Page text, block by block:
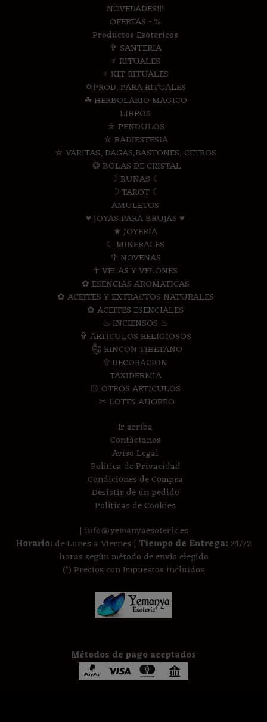
NOVEDADES!!!
OFERTAS - %
Productos Esótericos
✞ SANTERIA
♆ RITUALES
♆ KIT RITUALES
✡PROD. PARA RITUALES
☘ HERBOLARIO MAGICO
LIBROS
⛤ PENDULOS
⛤ RADIESTESIA
⛤ VARITAS, DAGAS,BASTONES, CETROS
❂ BOLAS DE CRISTAL
☽ RUNAS ☾
☽ TAROT ☾
AMULETOS
♥ JOYAS PARA BRUJAS ♥
★ JOYERIA
☾ MINERALES
✞ NOVENAS
☥ VELAS Y VELONES
✿ ESENCIAS AROMATICAS
✿ ACEITES Y EXTRACTOS NATURALES
✿ ACEITES ESENCIALES
♨ INCIENSOS ♨
✞ ARTICULOS RELIGIOSOS
༃ RINCON TIBETANO
۩ DECORACION
TAXIDERMIA
۞ OTROS ARTICULOS
✂ LOTES AHORRO
Ir arriba
Contáctanos
Aviso Legal
Política de Privacidad
Condiciones de Compra
Desistir de un pedido
Políticas de Cookies
| info@yemanyaesoteric.es
Horario:de Lunes a Viernes | Tiempo de Entrega:24/72
horas según método de envío elegido
(*) Precios con Impuestos incluidos
Métodos de pago aceptados